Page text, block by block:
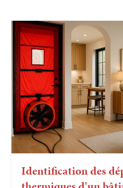
Identification des